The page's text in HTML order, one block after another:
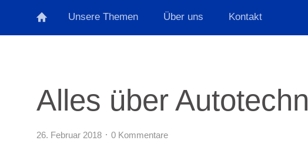
Unsere Themen Über uns Kontakt
Alles über
26. Februar 2018 0 Kommentare